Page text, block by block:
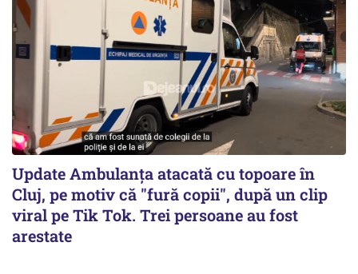
Update Ambulanța atacată cu topoare în
Cluj, pe motiv că "fură copii", după un clip
viral pe Tik Tok. Trei persoane au fost
arestate